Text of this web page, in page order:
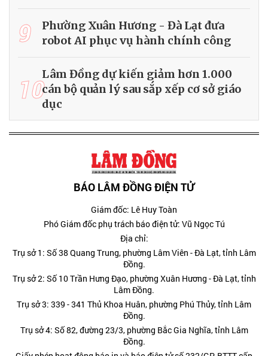
9
Phường Xuân Hương - Đà Lạt đưa
robot AI phục vụ hành chính công
10Lâm Đồng dự kiến giảm hơn 1.000
cán bộ quản lý sau sắp xếp cơ sở giáo
dục
BÁO LÂM ĐỒNG ĐIỆN TỬ
Giám đốc: Lê Huy Toàn
Phó Giám đốc phụ trách báo điện tử: Vũ Ngọc Tú
Địa chỉ:
Trụ sở 1: Số 38 Quang Trung, phường Lâm Viên - Đà Lạt, tỉnh Lâm
Đồng.
Trụ sở 2: Số 10 Trần Hưng Đạo, phường Xuân Hương - Đà Lạt, tỉnh
Lâm Đồng.
Trụ sở 3: 339 - 341 Thủ Khoa Huân, phường Phú Thủy, tỉnh Lâm
Đồng.
Trụ sở 4: Số 82, đường 23/3, phường Bắc Gia Nghĩa, tỉnh Lâm
Đồng.